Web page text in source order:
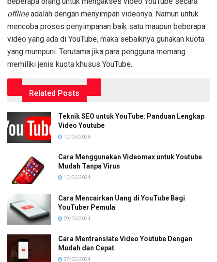
offlineadalah dengan menyimpan videonya. Namun untuk
mencoba proses penyimpanan baik satu maupun beberapa
video yang ada di YouTube, maka sebaiknya gunakan kuota
yang mumpuni. Terutama jika para pengguna memang
memiliki jenis kuota khusus YouTube.
Related Posts
Teknik SEO untuk YouTube: Panduan Lengkap
Video Youtube
10/06/2024
Cara Menggunakan Videomax untuk Youtube
Mudah Tanpa Virus
10/06/2024
Cara Mencairkan Uang di YouTube Bagi
YouTuber Pemula
09/06/2024
Cara Mentranslate Video Youtube Dengan
Mudah dan Cepat
27/05/2024